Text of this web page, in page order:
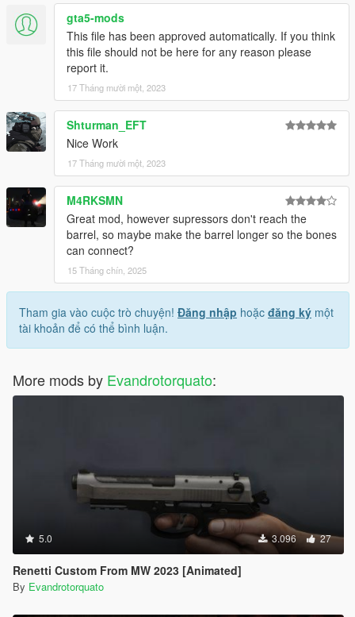
gta5-mods
This file has been approved automatically. If you think
this file should not be here for any reason please
report it.
17 Tháng mười một, 2023
Shturman_EFT
Nice Work
17 Tháng mười một, 2023
M4RKSMN
Great mod, however supressors don't reach the
barrel, so maybe make the barrel longer so the bones
can connect?
15 Tháng chín, 2025
Tham gia vào cuộc trò chuyện! Đăng nhập hoặc đăng ký một
tài khoản để có thể bình luận.
More mods by Evandrotorquato:
5.0 3.096 27
Renetti Custom From MW 2023 [Animated]
By Evandrotorquato